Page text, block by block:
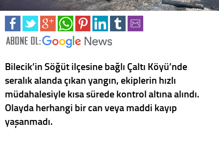
Bilecik’in Söğüt ilçesine bağlı Çaltı Köyü’nde
seralık alanda çıkan yangın, ekiplerin hızlı
müdahalesiyle kısa sürede kontrol altına alındı.
Olayda herhangi bir can veya maddi kayıp
yaşanmadı.